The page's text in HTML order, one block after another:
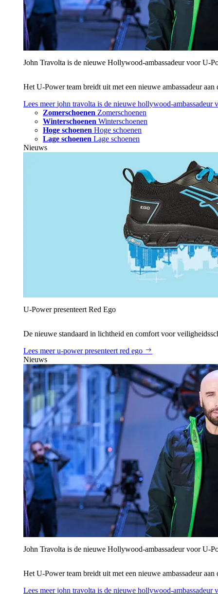
John Travolta is de nieuwe Hollywood-ambassadeur voor
Het U‑Power team breidt uit met een nieuwe ambassadeur
Lees meerjohn travolta is de nieuwe hollywood-ambassadeur
Zomerschoenen Zomerschoenen
Winterschoenen Winterschoenen
Hoge schoenen Hoge schoenen
Lage schoenen Lage schoenen
Nieuws
U‑Power presenteert Red Ego
De nieuwe standaard in lichtheid en comfort voor
Lees meeru‑power presenteert red ego
Nieuws
John Travolta is de nieuwe Hollywood-ambassadeur voor
Het U‑Power team breidt uit met een nieuwe ambassadeur
Lees meerjohn travolta is de nieuwe hollywood-ambassadeur